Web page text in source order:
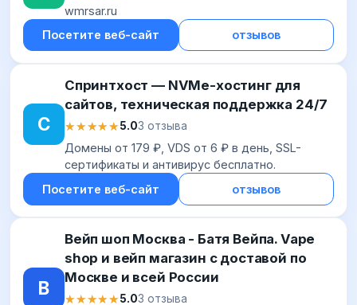
wmrsar.ru
Посетите веб-сайт
отзывов
С
Спринтхост — NVMe-хостинг для
сайтов, техническая поддержка 24/7
★★★★★
★★★★★5.03 отзыва
Домены от 179 ₽, VDS от 6 ₽ в день, SSL-
сертификаты и антивирус бесплатно.
Посетите веб-сайт
отзывов
В
Вейп шоп Москва - Батя Вейпа. Vape
shop и вейп магазин с доставой по
Москве и всей России
★★★★★
★★★★★5.03 отзыва